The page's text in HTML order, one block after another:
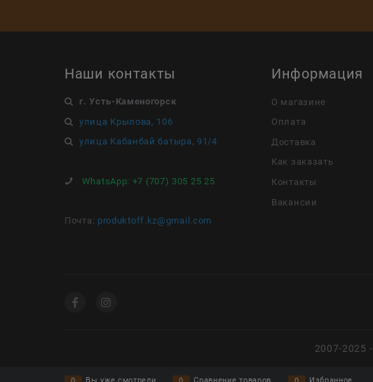
Наши контакты
г. Усть-Каменогорск
улица Крылова, 106
улица Кабанбай батыра, 91/4
WhatsApp: +7 (707) 305 25 25
Почта: produktoff.kz@gmail.com
Информация
О магазине
Оплата
Доставка
Как заказать
Контакты
Вакансии
2007-2025